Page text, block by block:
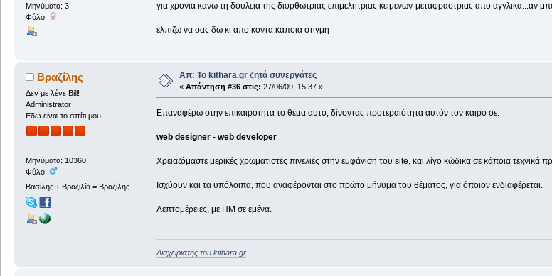
Μηνύματα: 3
Φύλο:
για χρονια κανω τη δουλεια της διορθωτριας επιμελητριας κειμενων-μεταφραστριας απο
ελπιζω να σας δω κι απο κοντα καποια στιγμη
Βραζίλης
Δεν με λένε Bill!
Administrator
Εδώ είναι το σπίτι μου
Μηνύματα: 10360
Φύλο:
Βασίλης + Βραζιλία = Βραζίλης
Απ: Το kithara.gr ζητά συνεργάτες
« Απάντηση #36 στις: 27/06/09, 15:37 »
Επαναφέρω στην επικαιρότητα το θέμα αυτό, δίνοντας προτεραιότητα αυτόν τον καιρό σε:
web designer - web developer
Χρειαζόμαστε μερικές χρωματιστές πινελιές στην εμφάνιση του site, και λίγο κώδικα σε κάποια τεχνικά
Ισχύουν και τα υπόλοιπα, που αναφέρονται στο πρώτο μήνυμα του θέματος, για όποιον ενδιαφέρεται.
Λεπτομέρειες, με ΠΜ σε εμένα.
Διαχειριστής του kithara.gr